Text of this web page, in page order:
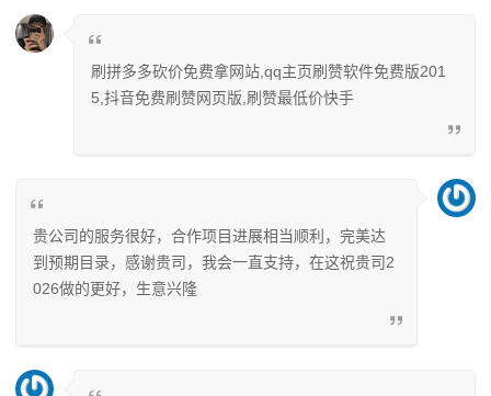
刷拼多多砍价免费拿网站,qq主页刷赞软件免费版201
5,抖音免费刷赞网页版,刷赞最低价快手
贵公司的服务很好，合作项目进展相当顺利，完美达
到预期目录，感谢贵司，我会一直支持，在这祝贵司2
026做的更好，生意兴隆